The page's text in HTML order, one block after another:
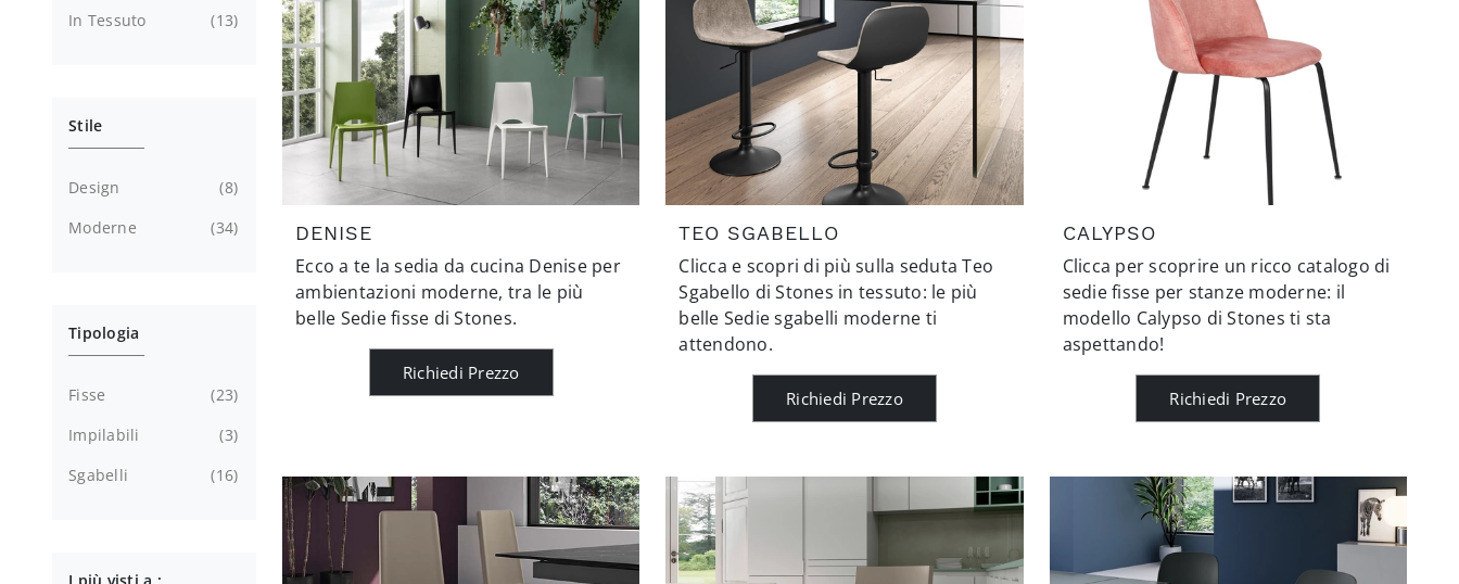
DENISE
Ecco a te la sedia da cucina Denise per
ambientazioni moderne, tra le più
belle Sedie fisse di Stones.
Richiedi Prezzo
TEO SGABELLO
Clicca e scopri di più sulla seduta Teo
Sgabello di Stones in tessuto: le più
belle Sedie sgabelli moderne ti
attendono.
Richiedi Prezzo
CALYPSO
Clicca per scoprire un ricco catalogo di
sedie fisse per stanze moderne: il
modello Calypso di Stones ti sta
aspettando!
Richiedi Prezzo
In Tessuto
13
Stile
Design
8
Moderne
34
Tipologia
Fisse
23
Impilabili
3
Sgabelli
16
I più visti a :